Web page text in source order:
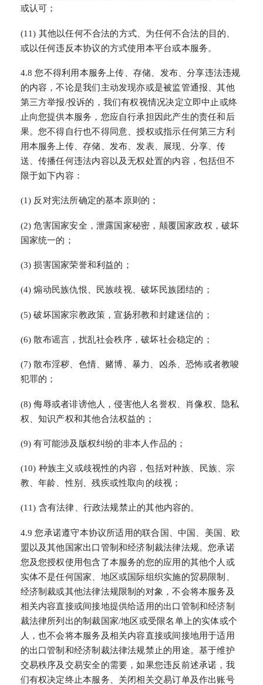
或认可；
(11) 其他以任何不合法的方式、为任何不合法的目的、
或以任何违反本协议的方式使用本平台或本服务。
4.8 您不得利用本服务上传、存储、发布、分享违法违规
的内容，不论是我们主动发现亦或是被监管通报、其他
第三方举报/投诉的，我们有权视情况决定立即中止或终
止向您提供本服务，您应自行承担因此产生的责任和后
果。您不得自行也不得同意、授权或指示任何第三方利
用本服务上传、存储、发布、发表、展现、分享、传
送、传播任何违法内容以及无权处置的内容，包括但不
限于如下内容：
(1) 反对宪法所确定的基本原则的；
(2) 危害国家安全，泄露国家秘密，颠覆国家政权，破坏
国家统一的；
(3) 损害国家荣誉和利益的；
(4) 煽动民族仇恨、民族歧视、破坏民族团结的；
(5) 破坏国家宗教政策，宣扬邪教和封建迷信的；
(6) 散布谣言，扰乱社会秩序，破坏社会稳定的；
(7) 散布淫秽、色情、赌博、暴力、凶杀、恐怖或者教唆
犯罪的；
(8) 侮辱或者诽谤他人，侵害他人名誉权、肖像权、隐私
权、知识产权和其他合法权益的；
(9) 有可能涉及版权纠纷的非本人作品的；
(10) 种族主义或歧视性的内容，包括对种族、民族、宗
教、年龄、性别、残疾或性取向的歧视；
(11) 含有法律、行政法规禁止的其他内容的。
4.9 您承诺遵守本协议所适用的联合国、中国、美国、欧
盟以及其他国家出口管制和经济制裁法律法规。您承诺
您及您授权使用包含了本服务的您的应用的其他个人或
实体不是任何国家、地区或国际组织实施的贸易限制、
经济制裁或其他法律法规限制的对象，不会将本服务及
相关内容直接或间接地提供给适用的出口管制和经济制
裁法律所列出的制裁国家/地区或受限名单上的实体或个
人，也不会将本服务及相关内容直接或间接地用于适用
的出口管制和经济制裁法律法规禁止的用途。基于维护
交易秩序及交易安全的需要，如果您违反前述承诺，我
们有权决定终止本服务、关闭相关交易订单及作出账号